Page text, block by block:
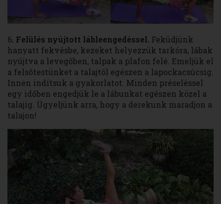
6. Felülés nyújtott lábleengedéssel. Feküdjünk
hanyatt fekvésbe, kezeket helyezzük tarkóra, lábak
nyújtva a levegőben, talpak a plafon felé. Emeljük el
a felsőtestünket a talajtól egészen a lapockacsúcsig.
Innen indítsuk a gyakorlatot. Minden préseléssel
egy időben engedjük le a lábunkat egészen közel a
talajig. Ügyeljünk arra, hogy a derekunk maradjon a
talajon!